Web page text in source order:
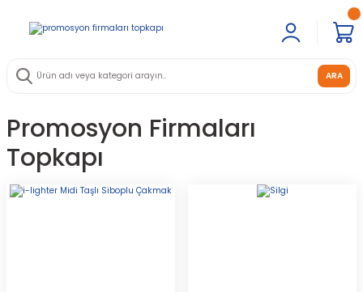
ARA
Promosyon Firmaları
Topkapı